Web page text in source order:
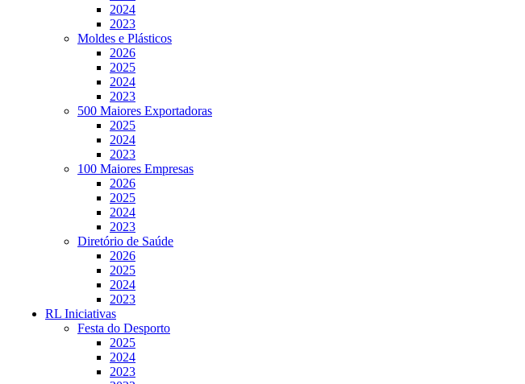
2024
2023
Moldes e Plásticos
2026
2025
2024
2023
500 Maiores Exportadoras
2025
2024
2023
100 Maiores Empresas
2026
2025
2024
2023
Diretório de Saúde
2026
2025
2024
2023
RL Iniciativas
Festa do Desporto
2025
2024
2023